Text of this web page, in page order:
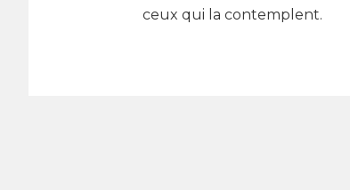
ceux qui la contemplent.